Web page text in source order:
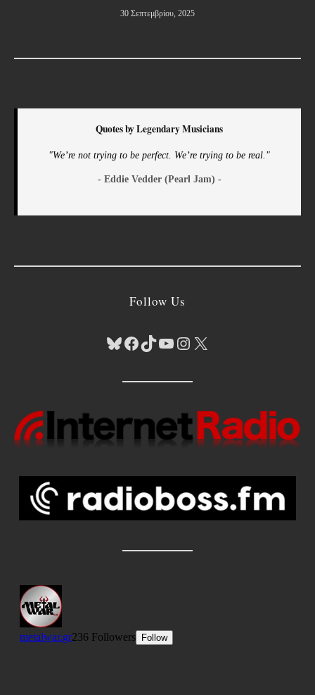
30 Σεπτεμβρίου, 2025
Quotes by Legendary Musicians
"We’re not trying to be perfect. We’re trying to be real."
- Eddie Vedder (Pearl Jam) -
Follow Us